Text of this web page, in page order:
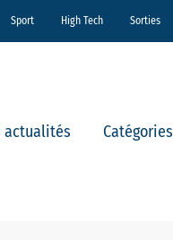
Sport High Tech Sorties
actualités Catégories